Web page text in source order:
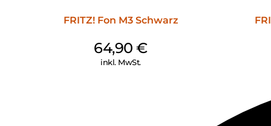
FRITZ! Fon M3 Schwarz
64,90€
inkl. MwSt.